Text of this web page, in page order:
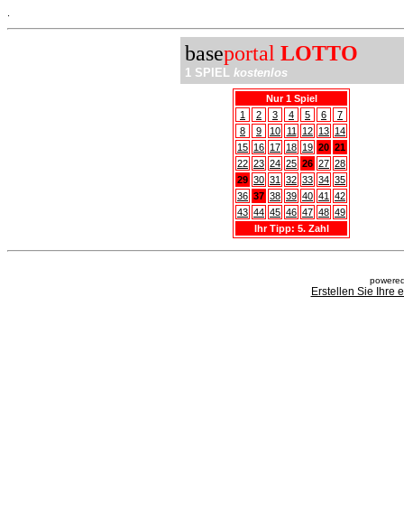
baseportal LOTTO
1 SPIEL kostenlos
Nur 1 Spiel
1
2 3 4 5 6
7
8
9 10 11 12 13 14
15 16 17 18 19 20 21
22 23 24 25 26 27 28
29 30 31 32 33 34 35
36 37 38 39 40 41
42
43 44 45 46 47 48 49
Ihr Tipp: 5. Zahl
Erstellen Sie Ihre